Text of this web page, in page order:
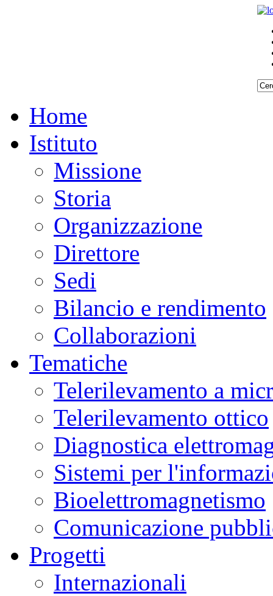
Home
Istituto
Missione
Storia
Organizzazione
Direttore
Sedi
Bilancio e rendimento
Collaborazioni
Tematiche
Telerilevamento a
Telerilevamento ottico
Diagnostica
Sistemi per
Bioelettromagnetismo
Comunicazione
Progetti
Internazionali